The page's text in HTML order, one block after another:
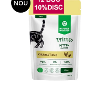
NOU